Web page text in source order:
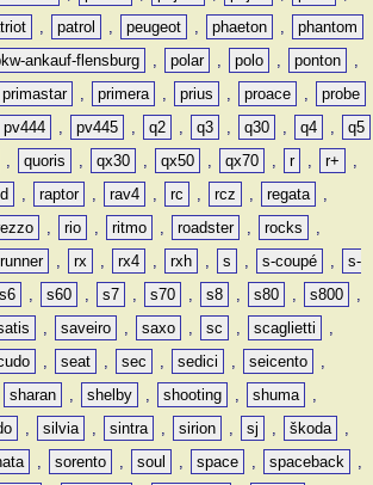
, patrol , peugeot , phaeton ,
phantom
ankauf-flensburg , polar , polo , ponton
,
primastar , primera , prius , proace ,
probe
pv444 , pv445 , q2 , q3 , q30 , q4 ,
q5
, quoris , qx30 , qx50 , qx70 , r , r+
,
, raptor , rav4 , rc , rcz , regata
,
, rio , ritmo , roadster , rocks
,
runner , rx , rx4 , rxh , s , s-coupé ,
s-
s6 , s60 , s7 , s70 , s8 , s80 , s800
,
, saveiro , saxo , sc , scaglietti
,
, seat , sec , sedici , seicento
,
sharan , shelby , shooting , shuma
,
, silvia , sintra , sirion , sj , škoda
,
, sorento , soul , space , spaceback
,